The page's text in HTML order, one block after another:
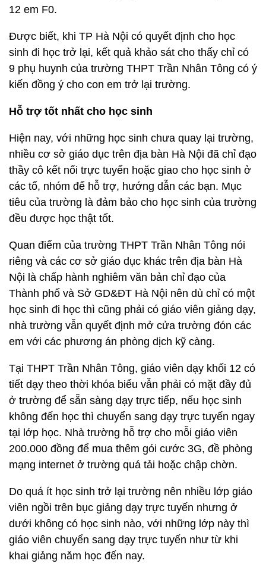
12 em F0.
Được biết, khi TP Hà Nội có quyết định cho học
sinh đi học trở lại, kết quả khảo sát cho thấy chỉ có
9 phụ huynh của trường THPT Trần Nhân Tông có ý
kiến đồng ý cho con em trở lại trường.
Hỗ trợ tốt nhất cho học sinh
Hiện nay, với những học sinh chưa quay lại trường,
nhiều cơ sở giáo dục trên địa bàn Hà Nội đã chỉ đạo
thầy cô kết nối trực tuyến hoặc giao cho học sinh ở
các tổ, nhóm để hỗ trợ, hướng dẫn các bạn. Mục
tiêu của trường là đảm bảo cho học sinh của trường
đều được học thật tốt.
Quan điểm của trường THPT Trần Nhân Tông nói
riêng và các cơ sở giáo dục khác trên địa bàn Hà
Nội là chấp hành nghiêm văn bản chỉ đạo của
Thành phố và Sở GD&ĐT Hà Nội nên dù chỉ có một
học sinh đi học thì cũng phải có giáo viên giảng dạy,
nhà trường vẫn quyết định mở cửa trường đón các
em với các phương án phòng dịch kỹ càng.
Tại THPT Trần Nhân Tông, giáo viên dạy khối 12 có
tiết dạy theo thời khóa biểu vẫn phải có mặt đầy đủ
ở trường để sẵn sàng dạy trực tiếp, nếu học sinh
không đến học thì chuyển sang dạy trực tuyến ngay
tại lớp học. Nhà trường hỗ trợ cho mỗi giáo viên
200.000 đồng để mua thêm gói cước 3G, đề phòng
mạng internet ở trường quá tải hoặc chập chờn.
Do quá ít học sinh trở lại trường nên nhiều lớp giáo
viên ngồi trên bục giảng dạy trực tuyến nhưng ở
dưới không có học sinh nào, với những lớp này thì
giáo viên chuyển sang dạy trực tuyến như từ khi
khai giảng năm học đến nay.